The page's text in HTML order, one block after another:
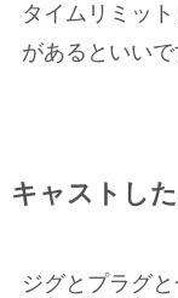
タイムリミッ
があるといいで
キャストし
ジグとプラグと